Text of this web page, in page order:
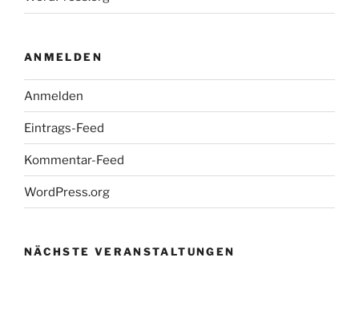
ANMELDEN
Anmelden
Eintrags-Feed
Kommentar-Feed
WordPress.org
NÄCHSTE VERANSTALTUNGEN